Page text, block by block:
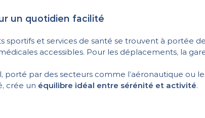
un quotidien facilité
sportifs et services de santé se trouvent à portée
accessibles. Pour les déplacements, la
par des secteurs comme l’aéronautique ou
crée un équilibre idéal entre sérénité et activité.